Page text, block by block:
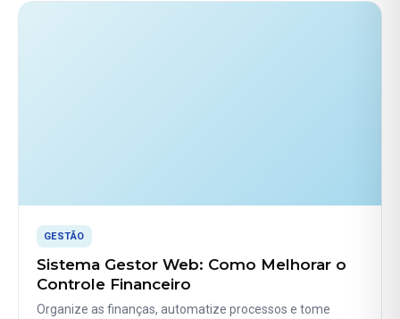
GESTÃO
Sistema Gestor Web: Como Melhorar o
Controle Financeiro
Organize as finanças, automatize processos e tome